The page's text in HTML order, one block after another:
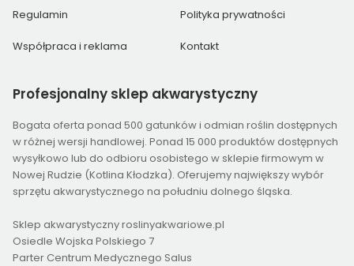
Regulamin Polityka prywatności
Współpraca i reklama Kontakt
Profesjonalny sklep akwarystyczny
Bogata oferta ponad 500 gatunków i odmian roślin dostępnych
w różnej wersji handlowej. Ponad 15 000 produktów dostępnych
wysyłkowo lub do odbioru osobistego w sklepie firmowym w
Nowej Rudzie (Kotlina Kłodzka). Oferujemy największy wybór
sprzętu akwarystycznego na południu dolnego śląska.
Sklep akwarystyczny roslinyakwariowe.pl
Osiedle Wojska Polskiego 7
Parter Centrum Medycznego Salus